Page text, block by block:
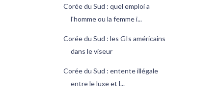
Corée du Sud : quel emploi a
l'homme ou la femme i...
Corée du Sud : les GIs américains
dans le viseur
Corée du Sud : entente illégale
entre le luxe et l...